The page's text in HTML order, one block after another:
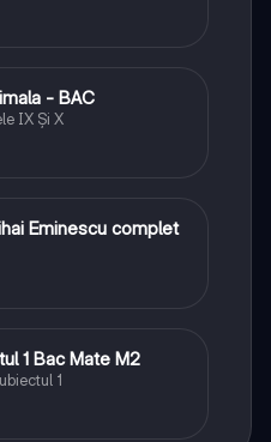
- BAC
IX Şi X
Eminescu complet
1 Bac Mate M2
1